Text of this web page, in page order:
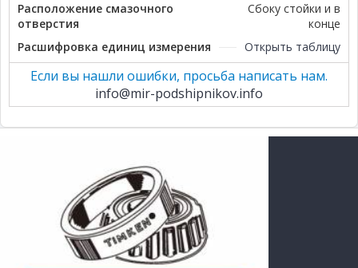
Расположение смазочного
отверстия
Сбоку стойки и в
конце
Расшифровка единиц измерения
Открыть таблицу
Если вы нашли ошибки, просьба написать нам.
info@mir-podshipnikov.info